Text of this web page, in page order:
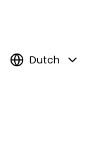
Dutch